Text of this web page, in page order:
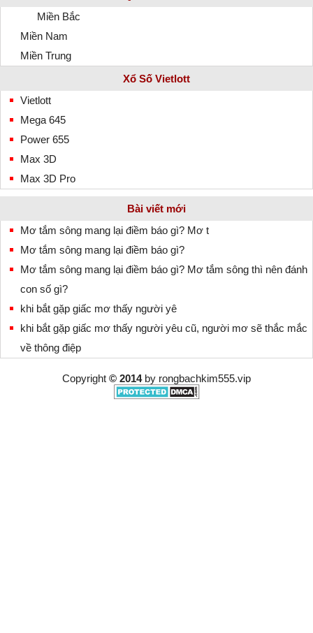
Miền Bắc
Miền Nam
Miền Trung
Xổ Số Vietlott
Vietlott
Mega 645
Power 655
Max 3D
Max 3D Pro
Bài viết mới
Mơ tắm sông mang lại điềm báo gì? Mơ t
Mơ tắm sông mang lại điềm báo gì?
Mơ tắm sông mang lại điềm báo gì? Mơ tắm sông thì nên đánh
con số gì?
khi bắt gặp giấc mơ thấy người yê
khi bắt gặp giấc mơ thấy người yêu cũ, người mơ sẽ thắc mắc
về thông điệp
Copyright © 2014by rongbachkim555.vip